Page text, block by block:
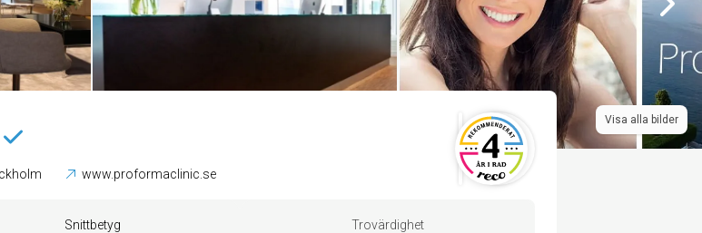
Visa alla bilder
29 A, 118 63 Stockholm www.proformaclinic.se
Snittbetyg
Trovärdighet